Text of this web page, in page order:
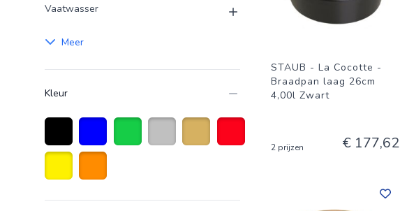
Vaatwasser
Meer
Kleur
Zwart Blauw
STAUB - La Cocotte -
Braadpan laag 26cm
4,00l Zwart
2 prijzen € 177,62